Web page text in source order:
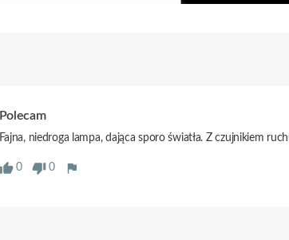
Polecam
Fajna, niedroga lampa, dająca sporo światła. Z czujnikiem
0 0